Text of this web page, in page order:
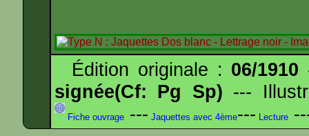
Édition originale : 06/1910
signée(Cf: Pg Sp) ---
Fiche ouvrage --- Jaquettes avec 4ème--- Lecture